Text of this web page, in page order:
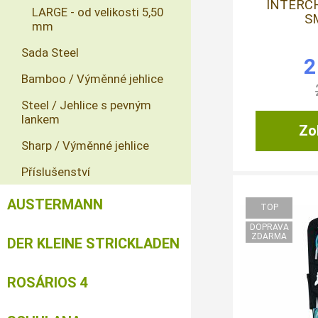
LARGE - od velikosti 5,50
mm
Sada Steel
Bamboo / Výměnné jehlice
Steel / Jehlice s pevným
lankem
Sharp / Výměnné jehlice
Příslušenství
AUSTERMANN
DER KLEINE STRICKLADEN
ROSÁRIOS 4